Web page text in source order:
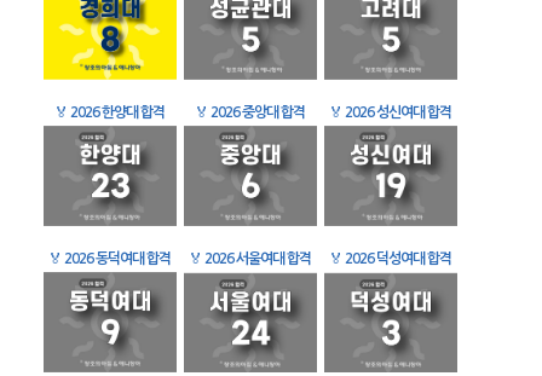
🏅 2026 한양대 합격 🏅 2026 중앙대 합격 🏅 2026 성신여대 합격
🏅 2026 동덕여대 합격 🏅 2026 서울여대 합격 🏅 2026 덕성여대 합격